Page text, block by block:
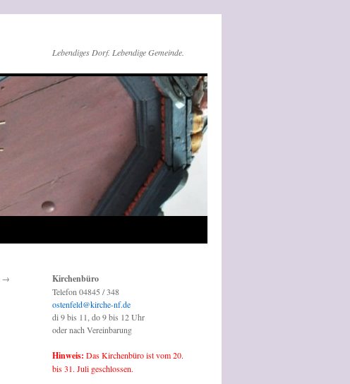
Lebendiges Dorf. Lebendige Gemeinde.
→ Kirchenbüro
Telefon 04845 / 348
ostenfeld@kirche-nf.de
di 9 bis 11, do 9 bis 12 Uhr
oder nach Vereinbarung
Hinweis: Das Kirchenbüro ist vom 20.
bis 31. Juli geschlossen.